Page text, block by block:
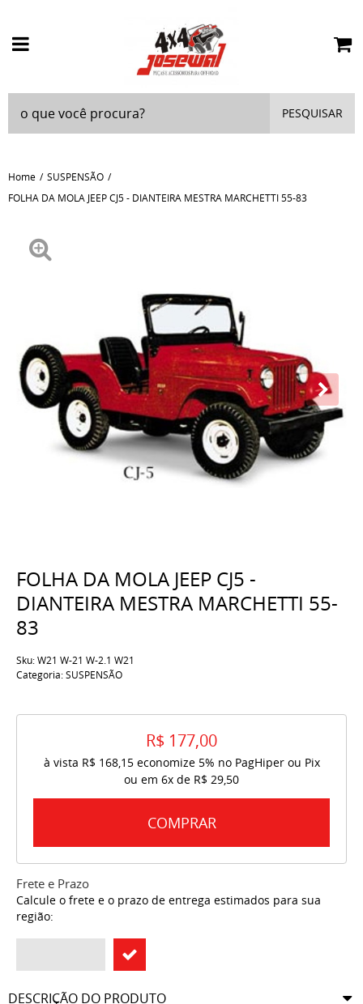
PESQUISAR
Home
SUSPENSÃO
FOLHA DA MOLA JEEP CJ5 - DIANTEIRA MESTRA MARCHETTI 55-83
FOLHA DA MOLA JEEP CJ5 -
DIANTEIRA MESTRA MARCHETTI 55-
83
Sku:W21 W-21 W-2.1 W21
Categoria:SUSPENSÃO
R$ 177,00
à vista R$ 168,15economize 5% no PagHiper ou Pix
ou em 6x de R$ 29,50
COMPRAR
Frete e Prazo
Calcule o frete e o prazo de entrega estimados para sua
região:
DESCRIÇÃO DO PRODUTO